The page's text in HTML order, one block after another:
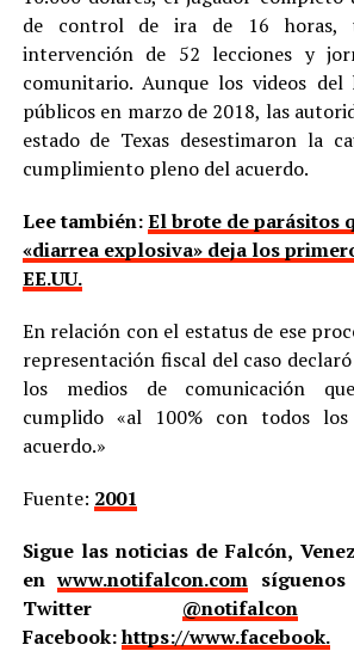
de control de ira de 16 horas,
intervención de 52 lecciones y
comunitario. Aunque los videos del
públicos en marzo de 2018, las
estado de Texas desestimaron la
cumplimiento pleno del acuerdo.
Lee también:El brote de parásitos
«diarrea explosiva» deja los
EE.UU.
En relación con el estatus de ese
representación fiscal del caso
los medios de comunicación
cumplido «al 100% con todos
acuerdo.»
Fuente: 2001
Sigue las noticias de Falcón,
enwww.notifalcon.com
Twitter @notifalcon
Facebook:https://www.facebook.